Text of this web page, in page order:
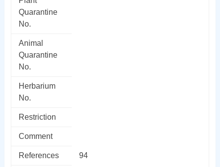
Quarantine
No.
Animal
Quarantine
No.
Herbarium
No.
Restriction
Comment
References 94